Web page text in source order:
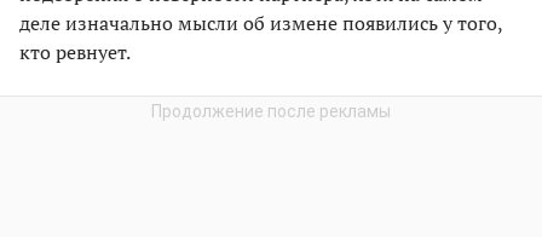
деле изначально мысли об измене появились у того,
кто ревнует.